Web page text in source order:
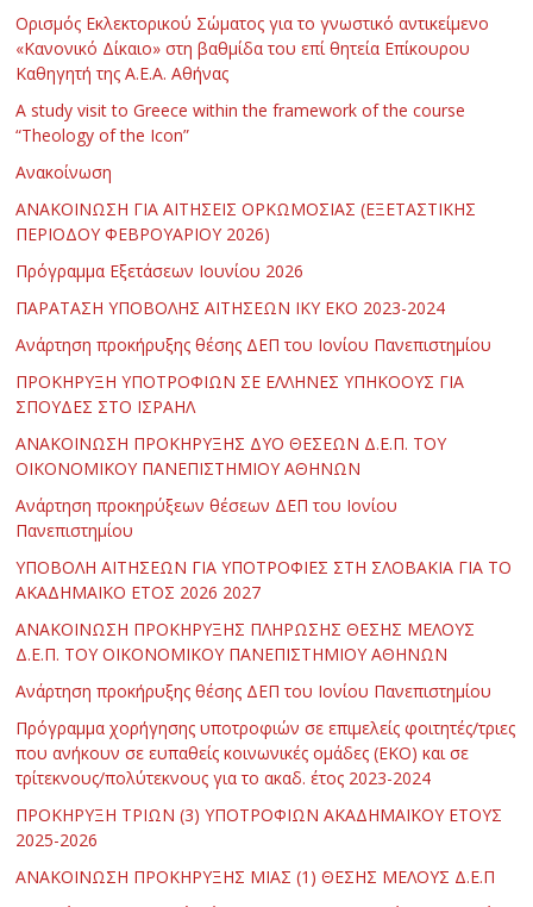
Ορισμός Εκλεκτορικού Σώματος για το γνωστικό αντικείμενο
«Κανονικό Δίκαιο» στη βαθμίδα του επί θητεία Επίκουρου
Καθηγητή της Α.Ε.Α. Αθήνας
Α study visit to Greece within the framework of the course
“Theology of the Icon”
Ανακοίνωση
ΑΝΑΚΟΙΝΩΣΗ ΓΙΑ ΑΙΤΗΣΕΙΣ ΟΡΚΩΜΟΣΙΑΣ (ΕΞΕΤΑΣΤΙΚΗΣ
ΠΕΡΙΟΔΟΥ ΦΕΒΡΟΥΑΡΙΟΥ 2026)
Πρόγραμμα Εξετάσεων Ιουνίου 2026
ΠΑΡΑΤΑΣΗ ΥΠΟΒΟΛΗΣ ΑΙΤΗΣΕΩΝ ΙΚΥ ΕΚΟ 2023-2024
Ανάρτηση προκήρυξης θέσης ΔΕΠ του Ιονίου Πανεπιστημίου
ΠΡΟΚΗΡΥΞΗ ΥΠΟΤΡΟΦΙΩΝ ΣΕ ΕΛΛΗΝΕΣ ΥΠΗΚΟΟΥΣ ΓΙΑ
ΣΠΟΥΔΕΣ ΣΤΟ ΙΣΡΑΗΛ
ΑΝΑΚΟΙΝΩΣΗ ΠΡΟΚΗΡΥΞΗΣ ΔΥΟ ΘΕΣΕΩΝ Δ.Ε.Π. ΤΟΥ
ΟΙΚΟΝΟΜΙΚΟΥ ΠΑΝΕΠΙΣΤΗΜΙΟΥ ΑΘΗΝΩΝ
Ανάρτηση προκηρύξεων θέσεων ΔΕΠ του Ιονίου
Πανεπιστημίου
ΥΠΟΒΟΛΗ ΑΙΤΗΣΕΩΝ ΓΙΑ ΥΠΟΤΡΟΦΙΕΣ ΣΤΗ ΣΛΟΒΑΚΙΑ ΓΙΑ ΤΟ
ΑΚΑΔΗΜΑΪΚΟ ΕΤΟΣ 2026 2027
ΑΝΑΚΟΙΝΩΣΗ ΠΡΟΚΗΡΥΞΗΣ ΠΛΗΡΩΣΗΣ ΘΕΣΗΣ ΜΕΛΟΥΣ
Δ.Ε.Π. ΤΟΥ ΟΙΚΟΝΟΜΙΚΟΥ ΠΑΝΕΠΙΣΤΗΜΙΟΥ ΑΘΗΝΩΝ
Ανάρτηση προκήρυξης θέσης ΔΕΠ του Ιονίου Πανεπιστημίου
Πρόγραμμα χορήγησης υποτροφιών σε επιμελείς φοιτητές/τριες
που ανήκουν σε ευπαθείς κοινωνικές ομάδες (ΕΚΟ) και σε
τρίτεκνους/πολύτεκνους για το ακαδ. έτος 2023-2024
ΠΡΟΚΗΡΥΞΗ ΤΡΙΩΝ (3) ΥΠΟΤΡΟΦΙΩΝ ΑΚΑΔΗΜΑΪΚΟΥ ΕΤΟΥΣ
2025-2026
ΑΝΑΚΟΙΝΩΣΗ ΠΡΟΚΗΡΥΞΗΣ ΜΙΑΣ (1) ΘΕΣΗΣ ΜΕΛΟΥΣ Δ.Ε.Π